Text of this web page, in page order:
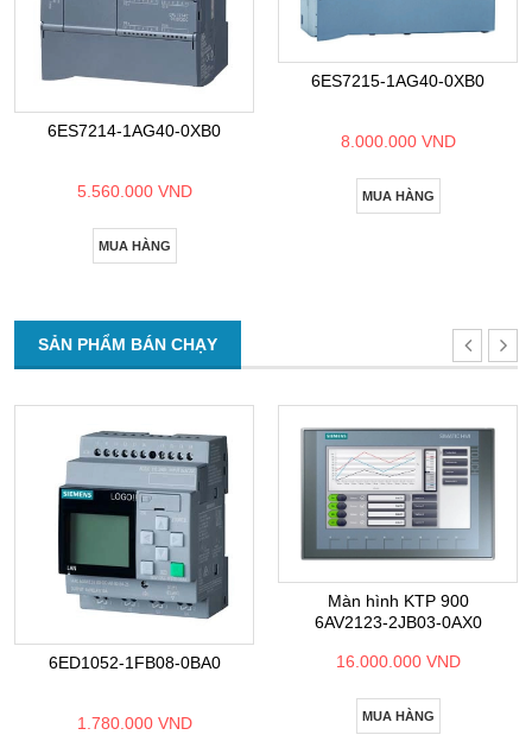
6ES7214-1AG40-0XB0
5.560.000 VND
MUA HÀNG
6ES7215-1AG40-0XB0
8.000.000 VND
MUA HÀNG
SẢN PHẨM BÁN CHẠY
6ED1052-1FB08-0BA0
1.780.000 VND
Màn hình KTP 900
6AV2123-2JB03-0AX0
16.000.000 VND
MUA HÀNG